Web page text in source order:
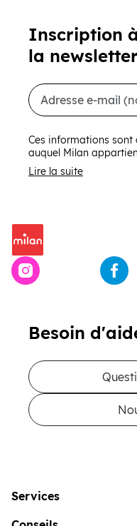
Besoin
Inscription à
la
Ces informations sont
auquel Milan
Lire la suite
Services